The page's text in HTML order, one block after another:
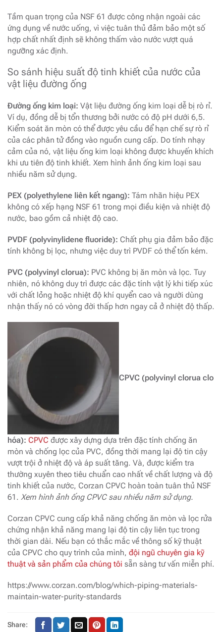
Tầm quan trọng của NSF 61 được công nhận ngoài các
ứng dụng về nước uống, vì việc tuân thủ đảm bảo một số
hợp chất nhất định sẽ không thấm vào nước vượt quá
ngưỡng xác định.
So sánh hiệu suất độ tinh khiết của nước của
vật liệu đường ống
Đường ống kim loại: Vật liệu đường ống kim loại dễ bị rò rỉ.
Ví dụ, đồng dễ bị tổn thương bởi nước có độ pH dưới 6,5.
Kiểm soát ăn mòn có thể được yêu cầu để hạn chế sự rò rỉ
của các phân tử đồng vào nguồn cung cấp. Do tính nhạy
cảm của nó, vật liệu ống kim loại không được khuyến khích
khi ưu tiên độ tinh khiết. Xem hình ảnh ống kim loại sau
nhiều năm sử dụng.
PEX (polyethylene liên kết ngang): Tám nhãn hiệu PEX
không có xếp hạng NSF 61 trong mọi điều kiện và nhiệt độ
nước, bao gồm cả nhiệt độ cao.
PVDF (polyvinylidene fluoride): Chất phụ gia đảm bảo đặc
tính không bị lọc, nhưng việc duy trì PVDF có thể tốn kém.
PVC (polyvinyl clorua): PVC không bị ăn mòn và lọc. Tuy
nhiên, nó không duy trì được các đặc tính vật lý khi tiếp xúc
với chất lỏng hoặc nhiệt độ khí quyển cao và người dùng
nhận thấy nó có vòng đời thấp hơn ngay cả ở nhiệt độ thấp.
CPVC (polyvinyl clorua clo
hóa): CPVC được xây dựng dựa trên đặc tính chống ăn
mòn và chống lọc của PVC, đồng thời mang lại độ tin cậy
vượt trội ở nhiệt độ và áp suất tăng. Và, được kiểm tra
thường xuyên theo tiêu chuẩn cao nhất về chất lượng và độ
tinh khiết của nước, Corzan CPVC hoàn toàn tuân thủ NSF
61. Xem hình ảnh ống CPVC sau nhiều năm sử dụng.
Corzan CPVC cung cấp khả năng chống ăn mòn và lọc rửa
chứng nhận khả năng mang lại độ tin cậy liên tục trong
thời gian dài. Nếu bạn có thắc mắc về thông số kỹ thuật
của CPVC cho quy trình của mình, đội ngũ chuyên gia kỹ
thuật và sản phẩm của chúng tôi sẵn sàng tư vấn miễn phí.
https://www.corzan.com/blog/which-piping-materials-
maintain-water-purity-standards
Share: